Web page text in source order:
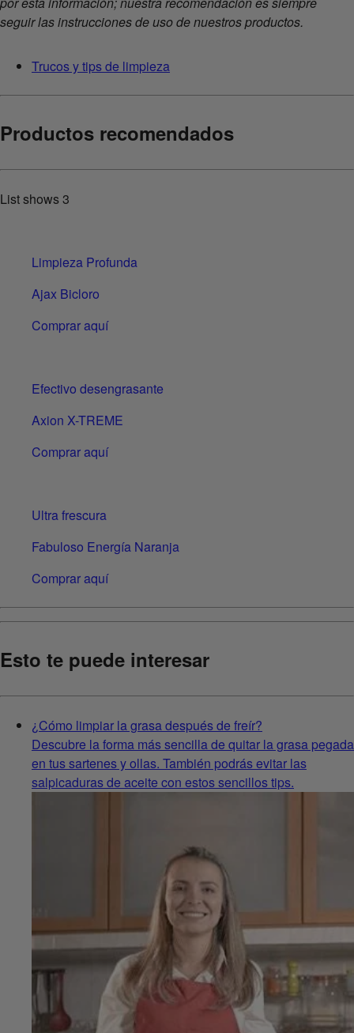
seguir las instrucciones de uso de nuestros productos.
Trucos y tips de limpieza
Productos recomendados
List shows3
Limpieza Profunda
Ajax Bicloro
Comprar aquí
Efectivo desengrasante
Axion X-TREME
Comprar aquí
Ultra frescura
Fabuloso Energía Naranja
Comprar aquí
Esto te puede interesar
¿Cómo limpiar la grasa después de freír?
Descubre la forma más sencilla de quitar la grasa pegada
en tus sartenes y ollas. También podrás evitar las
salpicaduras de aceite con estos sencillos tips.